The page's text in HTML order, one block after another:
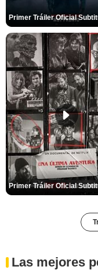
Las mejores